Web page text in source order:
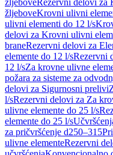
žljeboveRezervni delovi za
žljeboveKrovni ulivni
ulivni elementi do 12 l/s
delovi za Krovni ulivni
braneRezervni delovi za
elemente do 12 l/sRezervni
12 l/sZa krovne ulivne
požara za sisteme za
delovi za Sigurnosni prelivi
l/sRezervni delovi za Za
ulivne elemente do 25 l/s
elemente do 25 l/s
za pričvršćenje d250–315
ulivne elementeRezervni